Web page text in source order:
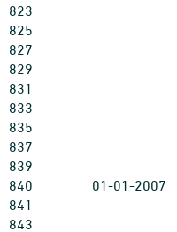
823
825
827
829
831
833
835
837
839
840
01-01-2007
841
843